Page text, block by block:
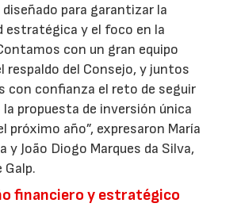
para garantizar la
estratégica y el foco en la
con un gran equipo
respaldo del Consejo, y juntos
con confianza el reto de seguir
la propuesta de inversión única
próximo año”, expresaron María
y João Diogo Marques da Silva,
Galp.
financiero y estratégico